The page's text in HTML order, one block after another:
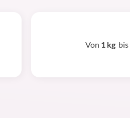
Von 1 kgbis